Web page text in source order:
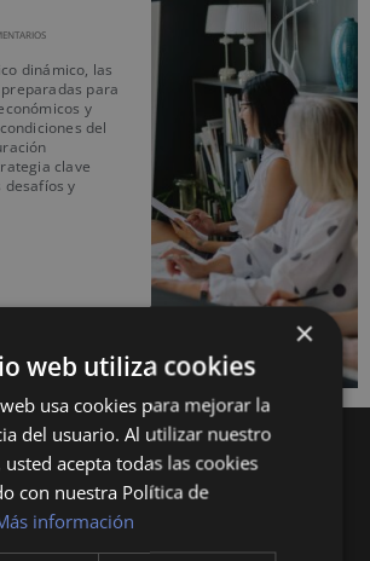
dinámico, las
para
y
del
clave
desafíos y
×
web utiliza cookies
usa cookies para mejorar la
del usuario. Al utilizar nuestro
acepta todas las cookies
con nuestra Política de
información